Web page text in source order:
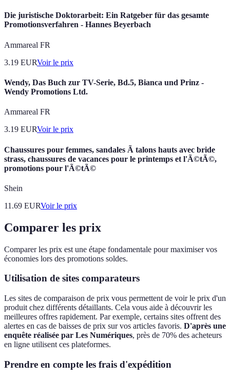
Die juristische Doktorarbeit: Ein Ratgeber für das gesamte
Promotionsverfahren - Hannes Beyerbach
Ammareal FR
3.19 EURVoir le prix
Wendy, Das Buch zur TV-Serie, Bd.5, Bianca und Prinz -
Wendy Promotions Ltd.
Ammareal FR
3.19 EURVoir le prix
Chaussures pour femmes, sandales Ã talons hauts avec bride
strass, chaussures de vacances pour le printemps et l'Ã©tÃ©,
promotions pour l'Ã©tÃ©
Shein
11.69 EURVoir le prix
Comparer les prix
Comparer les prix est une étape fondamentale pour maximiser vos
économies lors des promotions soldes.
Utilisation de sites comparateurs
Les sites de comparaison de prix vous permettent de voir le prix d'un
produit chez différents détaillants. Cela vous aide à découvrir les
meilleures offres rapidement. Par exemple, certains sites offrent des
alertes en cas de baisses de prix sur vos articles favoris. D'après une
enquête réalisée par Les Numériques, près de 70% des acheteurs
en ligne utilisent ces plateformes.
Prendre en compte les frais d'expédition